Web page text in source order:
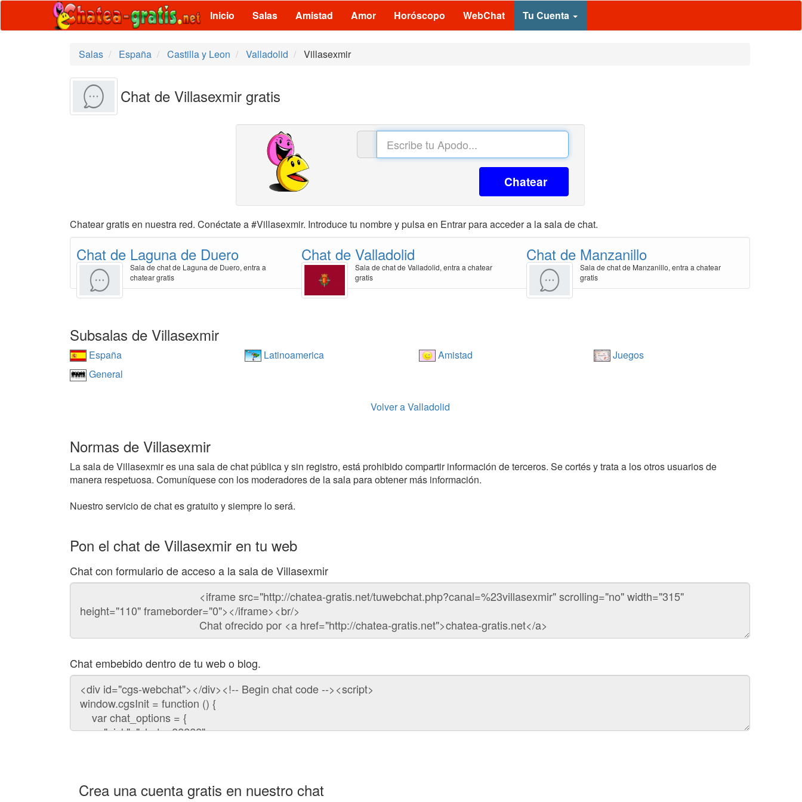
Inicio Salas Amistad Amor Horóscopo WebChat Tu Cuenta
Salas España Castilla y Leon Valladolid Villasexmir
Chat de Villasexmir gratis
Chatear
Chatear gratis en nuestra red. Conéctate a #Villasexmir. Introduce tu nombre y pulsa en Entrar para acceder a la sala de chat.
Chat de Laguna de Duero
Sala de chat de Laguna de Duero, entra a
chatear gratis
Chat de Valladolid
Sala de chat de Valladolid, entra a chatear
gratis
Chat de Manzanillo
Sala de chat de Manzanillo, entra a chatear
gratis
Subsalas de Villasexmir
España Latinoamerica Amistad
Juegos
General
Volver a Valladolid
Normas de Villasexmir
La sala de Villasexmir es una sala de chat pública y sin registro, está prohibido compartir información de terceros. Se cortés y trata a los otros usuarios de
manera respetuosa. Comuníquese con los moderadores de la sala para obtener más información.
Nuestro servicio de chat es gratuito y siempre lo será.
Pon el chat de Villasexmir en tu web
Chat con formulario de acceso a la sala de Villasexmir
Código
chat
Chat embebido dentro de tu web o blog.
Código
para
embeber
chat
Crea una cuenta gratis en nuestro chat